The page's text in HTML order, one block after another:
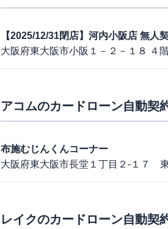
【2025/12/31閉店】河内小阪店 無人
大阪府東大阪市小阪１－２－１８ ４
アコムのカードローン自動契
布施むじんくんコーナー
大阪府東大阪市長堂１丁目２-１７
レイクのカードローン自動契